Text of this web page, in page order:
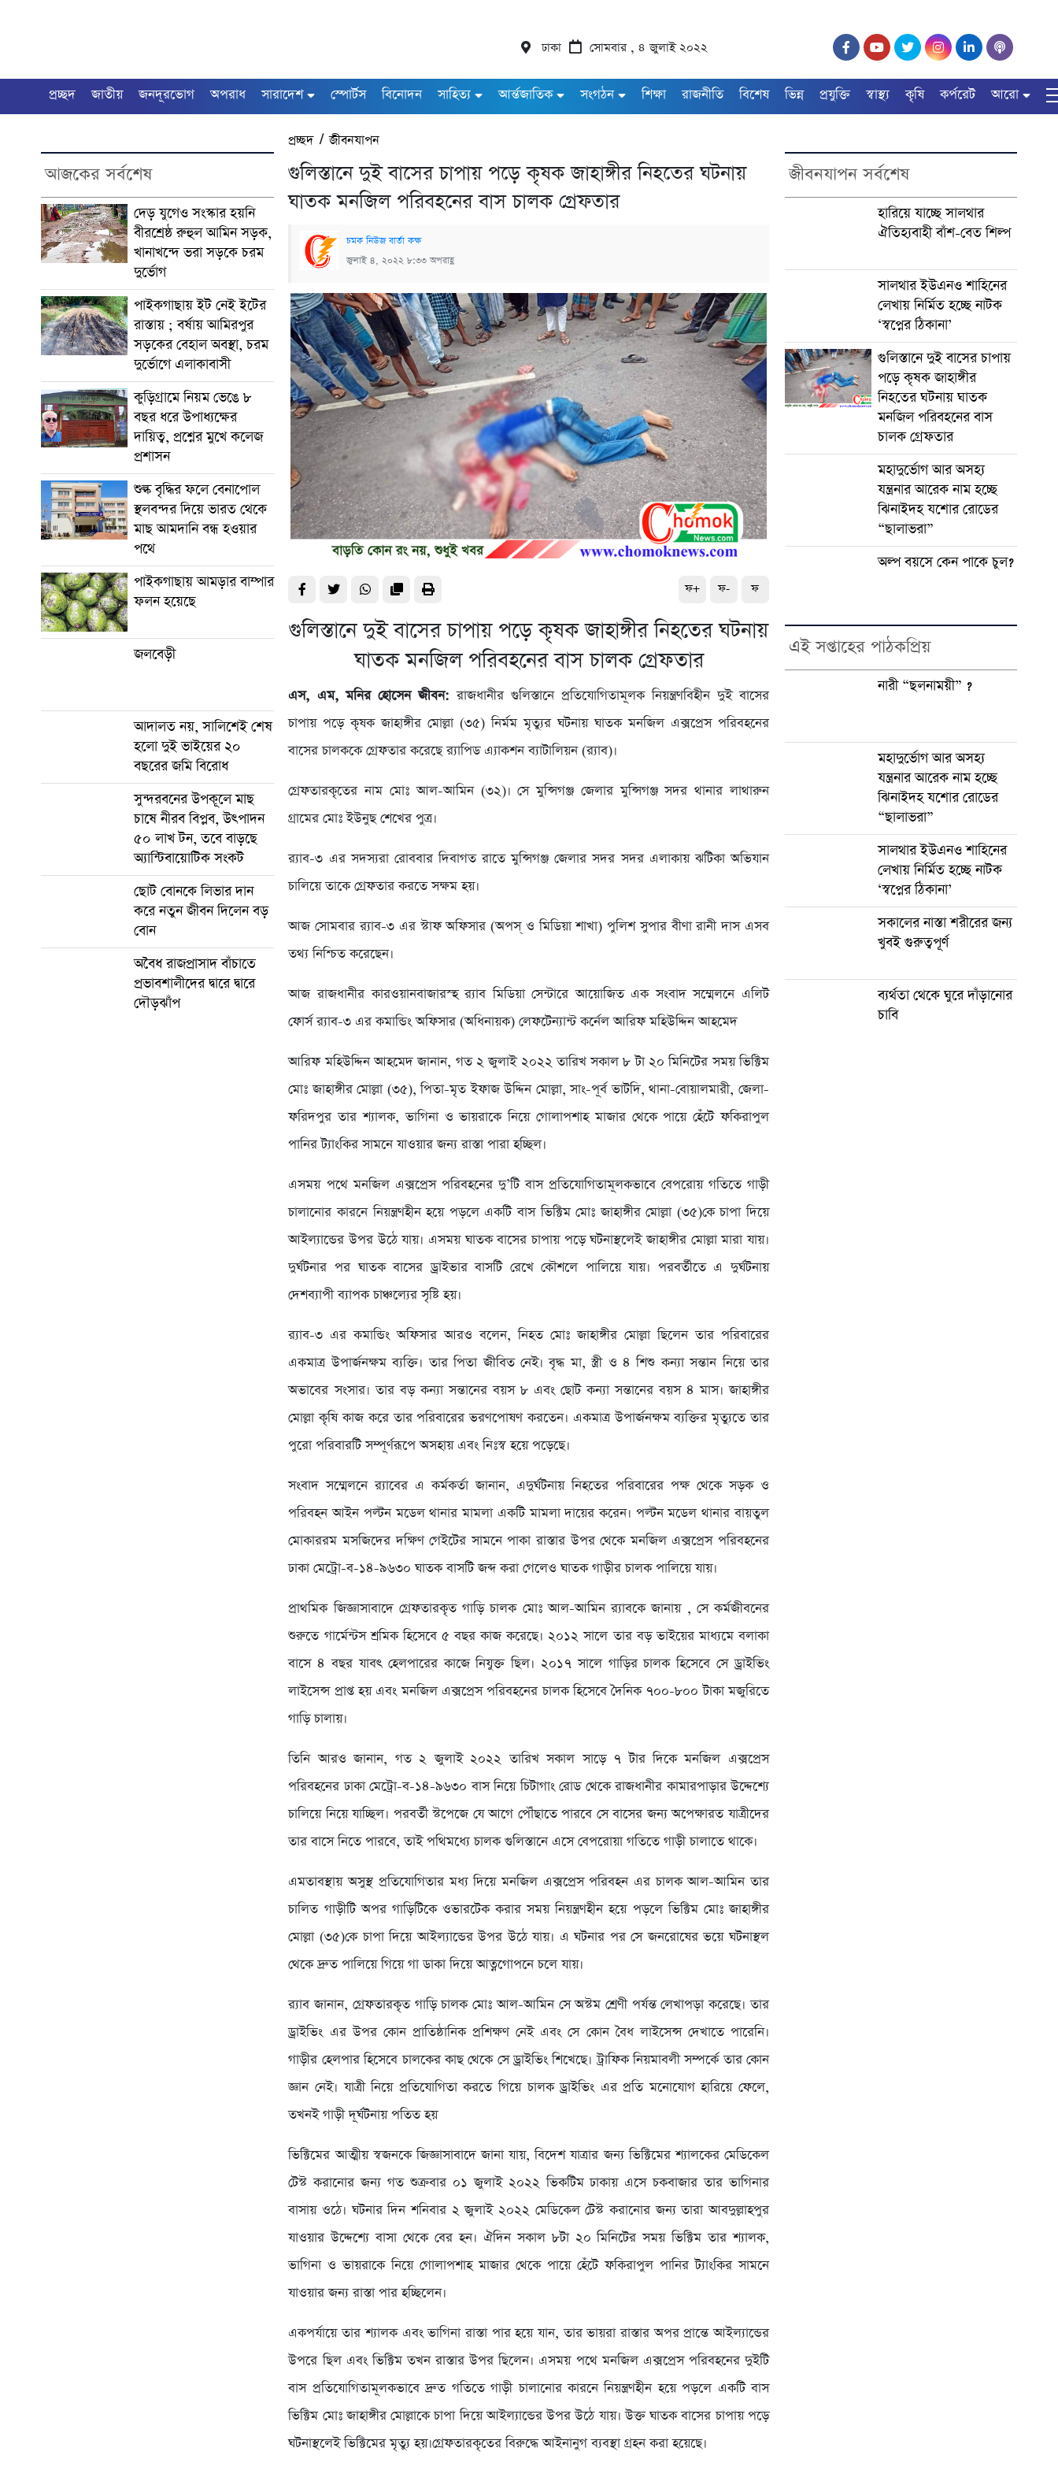
ঢাকা সোমবার , ৪ জুলাই ২০২২
প্রচ্ছদ জাতীয় জনদূরভোগ অপরাধ সারাদেশ স্পোর্টস বিনোদন সাহিত্য আর্ন্তজাতিক সংগঠন শিক্ষা রাজনীতি বিশেষ ভিন্ন প্রযুক্তি স্বাস্থ্য কৃষি কর্পরেট আরো
আজকের সর্বশেষ
দেড় যুগেও সংস্কার হয়নি
বীরশ্রেষ্ঠ রুহুল আমিন সড়ক,
খানাখন্দে ভরা সড়কে চরম
দুর্ভোগ
পাইকগাছায় ইট নেই ইটের
রাস্তায় ; বর্ষায় আমিরপুর
সড়কের বেহাল অবস্থা, চরম
দুর্ভোগে এলাকাবাসী
কুড়িগ্রামে নিয়ম ভেঙে ৮
বছর ধরে উপাধ্যক্ষের
দায়িত্ব, প্রশ্নের মুখে কলেজ
প্রশাসন
শুল্ক বৃদ্ধির ফলে বেনাপোল
স্থলবন্দর দিয়ে ভারত থেকে
মাছ আমদানি বন্ধ হওয়ার
পথে
পাইকগাছায় আমড়ার বাম্পার
ফলন হয়েছে
জলবেড়ী
আদালত নয়, সালিশেই শেষ
হলো দুই ভাইয়ের ২০
বছরের জমি বিরোধ
সুন্দরবনের উপকূলে মাছ
চাষে নীরব বিপ্লব, উৎপাদন
৫০ লাখ টন, তবে বাড়ছে
অ্যান্টিবায়োটিক সংকট
ছোট বোনকে লিভার দান
করে নতুন জীবন দিলেন বড়
বোন
অবৈধ রাজপ্রাসাদ বাঁচাতে
প্রভাবশালীদের দ্বারে দ্বারে
দৌড়ঝাঁপ
প্রচ্ছদ/জীবনযাপন
গুলিস্তানে দুই বাসের চাপায় পড়ে কৃষক জাহাঙ্গীর নিহতের ঘটনায়
ঘাতক মনজিল পরিবহনের বাস চালক গ্রেফতার
চমক নিউজ বার্তা কক্ষ
জুলাই ৪, ২০২২ ৮:৩৩ অপরাহ্ণ
ফ+ ফ- ফ
গুলিস্তানে দুই বাসের চাপায় পড়ে কৃষক জাহাঙ্গীর নিহতের ঘটনায়
ঘাতক মনজিল পরিবহনের বাস চালক গ্রেফতার
এস, এম, মনির হোসেন জীবন:রাজধানীর গুলিস্তানে প্রতিযোগিতামূলক নিয়ন্ত্রণবিহীন দুই বাসের
চাপায় পড়ে কৃষক জাহাঙ্গীর মোল্লা (৩৫) নির্মম মৃত্যুর ঘটনায় ঘাতক মনজিল এক্সপ্রেস পরিবহনের
বাসের চালককে গ্রেফতার করেছে র‌্যাপিড এ্যাকশন ব্যাটালিয়ন (র‌্যাব)।
গ্রেফতারকৃতের নাম মোঃ আল-আমিন (৩২)। সে মুন্সিগঞ্জ জেলার মুন্সিগঞ্জ সদর থানার লাথারুন
গ্রামের মোঃ ইউনুছ শেখের পুত্র।
র‌্যাব-৩ এর সদস্যরা রোববার দিবাগত রাতে মুন্সিগঞ্জ জেলার সদর সদর এলাকায় ঝটিকা অভিযান
চালিয়ে তাকে গ্রেফতার করতে সক্ষম হয়।
আজ সোমবার র‌্যাব-৩ এর স্টাফ অফিসার (অপস্ ও মিডিয়া শাখা) পুলিশ সুপার বীণা রানী দাস এসব
তথ্য নিশ্চিত করেছেন।
আজ রাজধানীর কারওয়ানবাজারস্হ র‍্যাব মিডিয়া সেন্টারে আয়োজিত এক সংবাদ সম্মেলনে এলিট
ফোর্স র‍্যাব-৩ এর কমান্ডিং অফিসার (অধিনায়ক) লেফটেন্যান্ট কর্নেল আরিফ মহিউদ্দিন আহমেদ
আরিফ মহিউদ্দিন আহমেদ জানান, গত ২ জুলাই ২০২২ তারিখ সকাল ৮ টা ২০ মিনিটের সময় ভিক্টিম
মোঃ জাহাঙ্গীর মোল্লা (৩৫), পিতা-মৃত ইফাজ উদ্দিন মোল্লা, সাং-পূর্ব ভাটদি, থানা-বোয়ালমারী, জেলা-
ফরিদপুর তার শ্যালক, ভাগিনা ও ভায়রাকে নিয়ে গোলাপশাহ মাজার থেকে পায়ে হেঁটে ফকিরাপুল
পানির ট্যাংকির সামনে যাওয়ার জন্য রাস্তা পারা হচ্ছিল।
এসময় পথে মনজিল এক্সপ্রেস পরিবহনের দু’টি বাস প্রতিযোগিতামূলকভাবে বেপরোয় গতিতে গাড়ী
চালানোর কারনে নিয়ন্ত্রণহীন হয়ে পড়লে একটি বাস ভিক্টিম মোঃ জাহাঙ্গীর মোল্লা (৩৫)কে চাপা দিয়ে
আইল্যান্ডের উপর উঠে যায়। এসময় ঘাতক বাসের চাপায় পড়ে ঘটনাস্থলেই জাহাঙ্গীর মোল্লা মারা যায়।
দুর্ঘটনার পর ঘাতক বাসের ড্রাইভার বাসটি রেখে কৌশলে পালিয়ে যায়। পরবর্তীতে এ দুর্ঘটনায়
দেশব্যাপী ব্যাপক চাঞ্চল্যের সৃষ্টি হয়।
র‍্যাব-৩ এর কমান্ডিং অফিসার আরও বলেন, নিহত মোঃ জাহাঙ্গীর মোল্লা ছিলেন তার পরিবারের
একমাত্র উপার্জনক্ষম ব্যক্তি। তার পিতা জীবিত নেই। বৃদ্ধ মা, স্ত্রী ও ৪ শিশু কন্যা সন্তান নিয়ে তার
অভাবের সংসার। তার বড় কন্যা সন্তানের বয়স ৮ এবং ছোট কন্যা সন্তানের বয়স ৪ মাস। জাহাঙ্গীর
মোল্লা কৃষি কাজ করে তার পরিবারের ভরণপোষণ করতেন। একমাত্র উপার্জনক্ষম ব্যক্তির মৃত্যুতে তার
পুরো পরিবারটি সম্পূর্ণরূপে অসহায় এবং নিঃস্ব হয়ে পড়েছে।
সংবাদ সম্মেলনে র‌্যাবের এ কর্মকর্তা জানান, এদুর্ঘটনায় নিহতের পরিবারের পক্ষ থেকে সড়ক ও
পরিবহন আইন পল্টন মডেল থানার মামলা একটি মামলা দায়ের করেন। পল্টন মডেল থানার বায়তুল
মোকাররম মসজিদের দক্ষিণ গেইটের সামনে পাকা রাস্তার উপর থেকে মনজিল এক্সপ্রেস পরিবহনের
ঢাকা মেট্রো-ব-১৪-৯৬৩০ ঘাতক বাসটি জব্দ করা গেলেও ঘাতক গাড়ীর চালক পালিয়ে যায়।
প্রাথমিক জিজ্ঞাসাবাদে গ্রেফতারকৃত গাড়ি চালক মোঃ আল-আমিন র‌্যাবকে জানায় , সে কর্মজীবনের
শুরুতে গার্মেন্টস শ্রমিক হিসেবে ৫ বছর কাজ করেছে। ২০১২ সালে তার বড় ভাইয়ের মাধ্যমে বলাকা
বাসে ৪ বছর যাবৎ হেলপারের কাজে নিযুক্ত ছিল। ২০১৭ সালে গাড়ির চালক হিসেবে সে ড্রাইভিং
লাইসেন্স প্রাপ্ত হয় এবং মনজিল এক্সপ্রেস পরিবহনের চালক হিসেবে দৈনিক ৭০০-৮০০ টাকা মজুরিতে
গাড়ি চালায়।
তিনি আরও জানান, গত ২ জুলাই ২০২২ তারিখ সকাল সাড়ে ৭ টার দিকে মনজিল এক্সপ্রেস
পরিবহনের ঢাকা মেট্রো-ব-১৪-৯৬৩০ বাস নিয়ে চিটাগাং রোড থেকে রাজধানীর কামারপাড়ার উদ্দেশ্যে
চালিয়ে নিয়ে যাচ্ছিল। পরবর্তী স্টপেজে যে আগে পৌঁছাতে পারবে সে বাসের জন্য অপেক্ষারত যাত্রীদের
তার বাসে নিতে পারবে, তাই পথিমধ্যে চালক গুলিস্তানে এসে বেপরোয়া গতিতে গাড়ী চালাতে থাকে।
এমতাবস্থায় অসুস্থ প্রতিযোগিতার মধ্য দিয়ে মনজিল এক্সপ্রেস পরিবহন এর চালক আল-আমিন তার
চালিত গাড়ীটি অপর গাড়িটিকে ওভারটেক করার সময় নিয়ন্ত্রণহীন হয়ে পড়লে ভিক্টিম মোঃ জাহাঙ্গীর
মোল্লা (৩৫)কে চাপা দিয়ে আইল্যান্ডের উপর উঠে যায়। এ ঘটনার পর সে জনরোষের ভয়ে ঘটনাস্থল
থেকে দ্রুত পালিয়ে গিয়ে গা ডাকা দিয়ে আত্নগোপনে চলে যায়।
র‌্যাব জানান, গ্রেফতারকৃত গাড়ি চালক মোঃ আল-আমিন সে অস্টম শ্রেণী পর্যন্ত লেখাপড়া করেছে। তার
ড্রাইভিং এর উপর কোন প্রাতিষ্ঠানিক প্রশিক্ষণ নেই এবং সে কোন বৈধ লাইসেন্স দেখাতে পারেনি।
গাড়ীর হেলপার হিসেবে চালকের কাছ থেকে সে ড্রাইভিং শিখেছে। ট্রাফিক নিয়মাবলী সম্পর্কে তার কোন
জ্ঞান নেই। যাত্রী নিয়ে প্রতিযোগিতা করতে গিয়ে চালক ড্রাইভিং এর প্রতি মনোযোগ হারিয়ে ফেলে,
তখনই গাড়ী দূর্ঘটনায় পতিত হয়
ভিক্টিমের আত্মীয় স্বজনকে জিজ্ঞাসাবাদে জানা যায়, বিদেশ যাত্রার জন্য ভিক্টিমের শ্যালকের মেডিকেল
টেস্ট করানোর জন্য গত শুক্রবার ০১ জুলাই ২০২২ ভিকটিম ঢাকায় এসে চকবাজার তার ভাগিনার
বাসায় ওঠে। ঘটনার দিন শনিবার ২ জুলাই ২০২২ মেডিকেল টেস্ট করানোর জন্য তারা আবদুল্লাহপুর
যাওয়ার উদ্দেশ্যে বাসা থেকে বের হন। ঐদিন সকাল ৮টা ২০ মিনিটের সময় ভিক্টিম তার শ্যালক,
ভাগিনা ও ভায়রাকে নিয়ে গোলাপশাহ মাজার থেকে পায়ে হেঁটে ফকিরাপুল পানির ট্যাংকির সামনে
যাওয়ার জন্য রাস্তা পার হচ্ছিলেন।
একপর্যায়ে তার শ্যালক এবং ভাগিনা রাস্তা পার হয়ে যান, তার ভায়রা রাস্তার অপর প্রান্তে আইল্যান্ডের
উপরে ছিল এবং ভিক্টিম তখন রাস্তার উপর ছিলেন। এসময় পথে মনজিল এক্সপ্রেস পরিবহনের দুইটি
বাস প্রতিযোগিতামূলকভাবে দ্রুত গতিতে গাড়ী চালানোর কারনে নিয়ন্ত্রণহীন হয়ে পড়লে একটি বাস
ভিক্টিম মোঃ জাহাঙ্গীর মোল্লাকে চাপা দিয়ে আইল্যান্ডের উপর উঠে যায়। উক্ত ঘাতক বাসের চাপায় পড়ে
ঘটনাস্থলেই ভিক্টিমের মৃত্যু হয়।গ্রেফতারকৃতের বিরুদ্ধে আইনানুগ ব্যবস্থা গ্রহন করা হয়েছে।
জীবনযাপন সর্বশেষ
হারিয়ে যাচ্ছে সালথার
ঐতিহ্যবাহী বাঁশ-বেত শিল্প
সালথার ইউএনও শাহিনের
লেখায় নির্মিত হচ্ছে নাটক
‘স্বপ্নের ঠিকানা’
গুলিস্তানে দুই বাসের চাপায়
পড়ে কৃষক জাহাঙ্গীর
নিহতের ঘটনায় ঘাতক
মনজিল পরিবহনের বাস
চালক গ্রেফতার
মহাদুর্ভোগ আর অসহ্য
যন্ত্রনার আরেক নাম হচ্ছে
ঝিনাইদহ যশোর রোডের
“ছালাভরা”
অল্প বয়সে কেন পাকে চুল?
এই সপ্তাহের পাঠকপ্রিয়
নারী “ছলনাময়ী” ?
মহাদুর্ভোগ আর অসহ্য
যন্ত্রনার আরেক নাম হচ্ছে
ঝিনাইদহ যশোর রোডের
“ছালাভরা”
সালথার ইউএনও শাহিনের
লেখায় নির্মিত হচ্ছে নাটক
‘স্বপ্নের ঠিকানা’
সকালের নাস্তা শরীরের জন্য
খুবই গুরুত্বপূর্ণ
ব্যর্থতা থেকে ঘুরে দাঁড়ানোর
চাবি